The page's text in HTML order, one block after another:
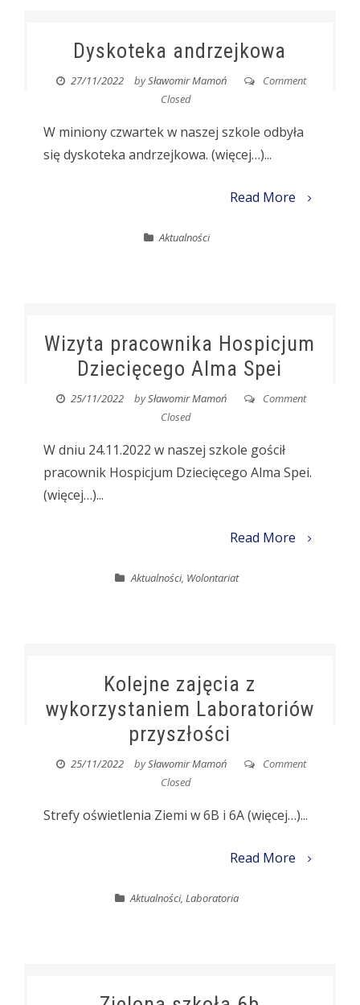
Dyskoteka andrzejkowa
27/11/2022 bySławomir Mamoń
Comment
Closed
W miniony czwartek w naszej szkole odbyła
się dyskoteka andrzejkowa. (więcej…)...
Read More
Aktualności
Wizyta pracownika Hospicjum
Dziecięcego Alma Spei
25/11/2022 bySławomir Mamoń
Comment
Closed
W dniu 24.11.2022 w naszej szkole gościł
pracownik Hospicjum Dziecięcego Alma Spei.
(więcej…)...
Read More
Aktualności, Wolontariat
Kolejne zajęcia z
wykorzystaniem Laboratoriów
przyszłości
25/11/2022 bySławomir Mamoń
Comment
Closed
Strefy oświetlenia Ziemi w 6B i 6A (więcej…)...
Read More
Aktualności,Laboratoria